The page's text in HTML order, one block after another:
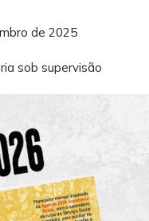
de 2025
sob supervisão